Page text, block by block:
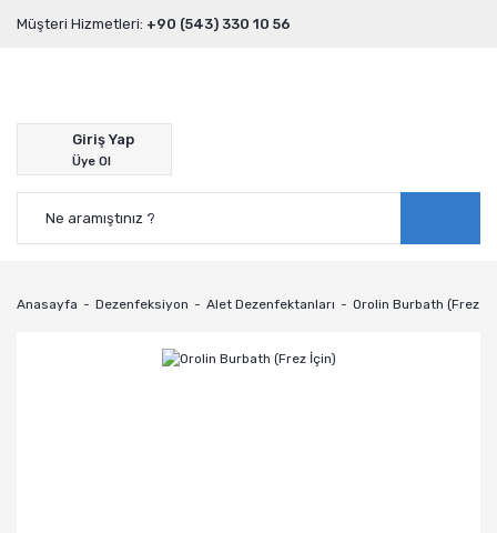
Müşteri Hizmetleri: +90 (543) 330 10 56
Giriş Yap
Üye Ol
Anasayfa Dezenfeksiyon Alet Dezenfektanları Orolin Burbath (Frez